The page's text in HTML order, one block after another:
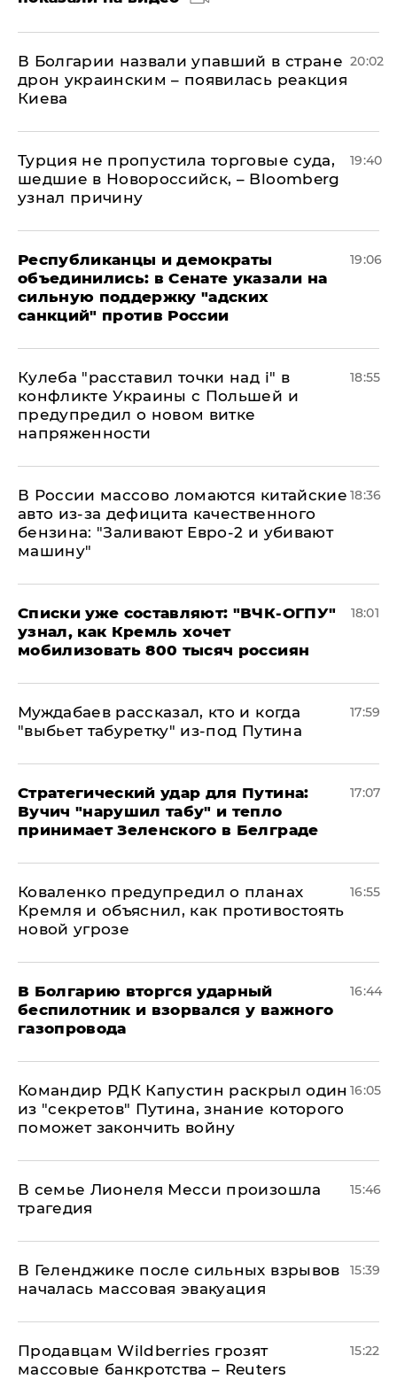
В Болгарии назвали упавший в стране
дрон украинским – появилась реакция
Киева
20:02
Турция не пропустила торговые суда,
шедшие в Новороссийск, – Bloomberg
узнал причину
19:40
Республиканцы и демократы
объединились: в Сенате указали на
сильную поддержку "адских
санкций" против России
19:06
Кулеба "расставил точки над і" в
конфликте Украины с Польшей и
предупредил о новом витке
напряженности
18:55
В России массово ломаются китайские
авто из-за дефицита качественного
бензина: "Заливают Евро-2 и убивают
машину"
18:36
Списки уже составляют: "ВЧК-ОГПУ"
узнал, как Кремль хочет
мобилизовать 800 тысяч россиян
18:01
Муждабаев рассказал, кто и когда
"выбьет табуретку" из-под Путина
17:59
Стратегический удар для Путина:
Вучич "нарушил табу" и тепло
принимает Зеленского в Белграде
17:07
Коваленко предупредил о планах
Кремля и объяснил, как противостоять
новой угрозе
16:55
В Болгарию вторгся ударный
беспилотник и взорвался у важного
газопровода
16:44
Командир РДК Капустин раскрыл один
из "секретов" Путина, знание которого
поможет закончить войну
16:05
В семье Лионеля Месси произошла
трагедия
15:46
В Геленджике после сильных взрывов
началась массовая эвакуация
15:39
Продавцам Wildberries грозят
массовые банкротства – Reuters
15:22